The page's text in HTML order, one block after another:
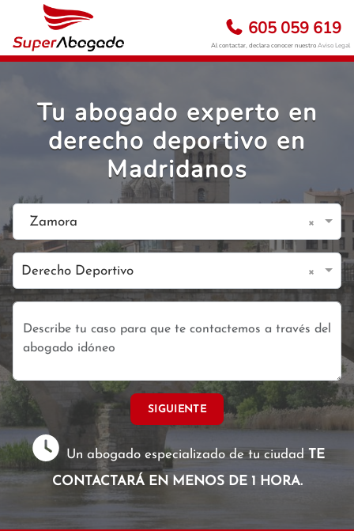
605 059 619
Al contactar, declara conocer nuestroAviso Legal
Tu abogado experto en
derecho deportivo en
Madridanos
Zamora ×
Derecho Deportivo ×
SIGUIENTE
Un abogado especializado de tu ciudadTE
CONTACTARÁ EN MENOS DE 1 HORA.